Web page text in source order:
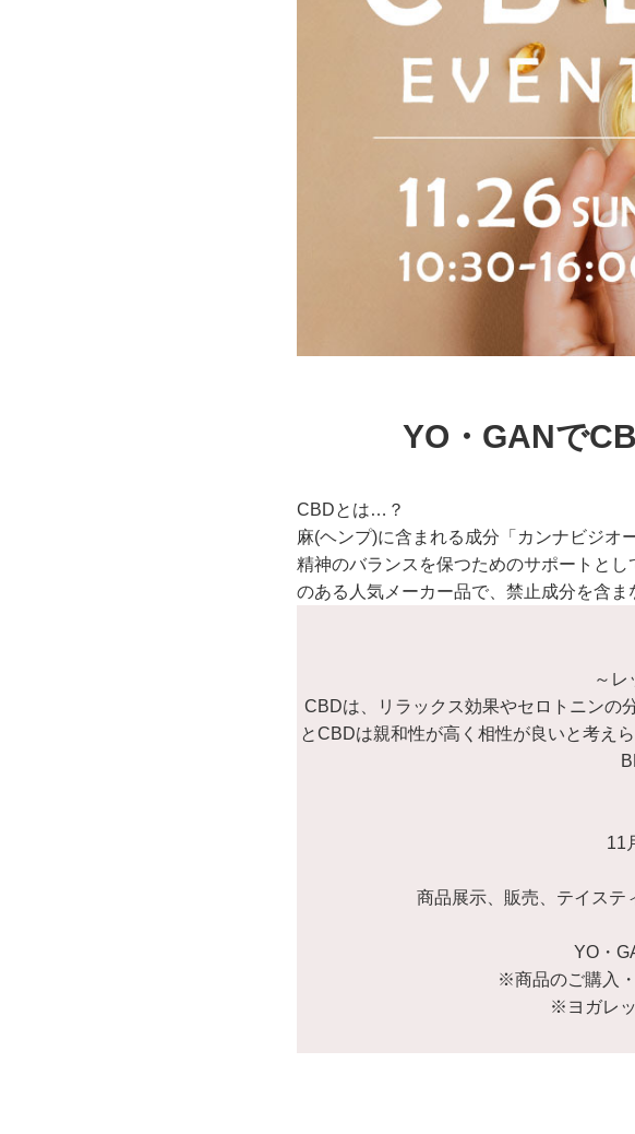
YO・GANで
CBDとは…？
麻(ヘンプ)に含まれる成分「カンナビジオ
精神のバランスを保つためのサポートと
のある人気メーカー品で、禁止成分を含ま
～レ
CBDは、リラックス効果やセロトニンの
とCBDは親和性が高く相性が良いと考え
11
商品展示、販売、テイステ
YO・
※商品のご購入
※ヨガレ